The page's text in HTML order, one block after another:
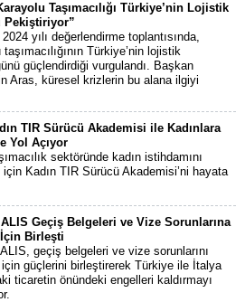
Taşımacılığı Türkiye’nin Lojistik
Pekiştiriyor”
2024 yılı değerlendirme toplantısında,
Türkiye’nin lojistik
güçlendirdiği vurgulandı. Başkan
Aras, küresel krizlerin bu alana ilgiyi
TIR Sürücü Akademisi ile Kadınlara
Yol Açıyor
sektöründe kadın istihdamını
için Kadın TIR Sürücü Akademisi’ni hayata
ALIS Geçiş Belgeleri ve Vize Sorunlarına
Birleşti
geçiş belgeleri ve vize sorunlarını
güçlerini birleştirerek Türkiye ile İtalya
ticaretin önündeki engelleri kaldırmayı